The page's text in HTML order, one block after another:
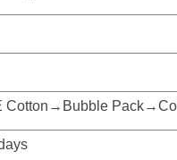
Cotton→Bubble